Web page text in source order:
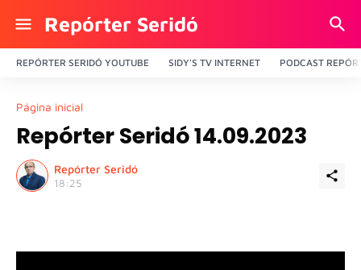
Repórter Seridó
REPÓRTER SERIDÓ YOUTUBE SIDY'S TV INTERNET PODCAST
Página inicial
Repórter Seridó 14.09.2023
Repórter Seridó
18:25